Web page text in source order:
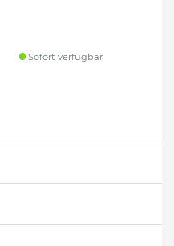
Sofort verfügbar